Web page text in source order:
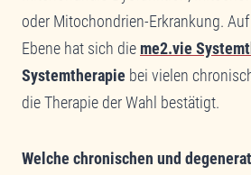
oder Mitochondrien-Erkrankung.
Ebene hat sich die me2.vie
Systemtherapie bei vielen
die Therapie der Wahl bestätigt.
Welche chronischen und